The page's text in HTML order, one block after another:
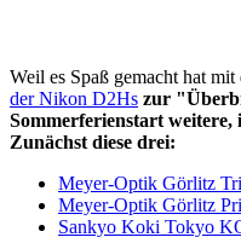
Weil es Spaß gemacht hat mit
der Nikon D2Hs zur
Sommerferienstart weitere,
Zunächst diese drei:
Meyer-Optik Görlitz
Meyer-Optik Görlitz
Sankyo Koki Tokyo